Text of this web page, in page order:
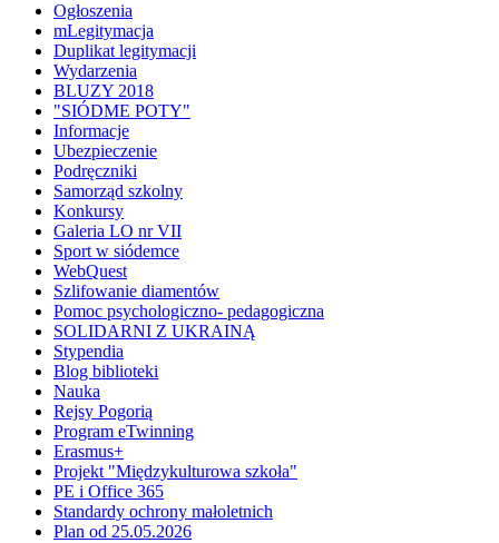
Ogłoszenia
mLegitymacja
Duplikat legitymacji
Wydarzenia
BLUZY 2018
"SIÓDME POTY"
Informacje
Ubezpieczenie
Podręczniki
Samorząd szkolny
Konkursy
Galeria LO nr VII
Sport w siódemce
WebQuest
Szlifowanie diamentów
Pomoc psychologiczno- pedagogiczna
SOLIDARNI Z UKRAINĄ
Stypendia
Blog biblioteki
Nauka
Rejsy Pogorią
Program eTwinning
Erasmus+
Projekt "Międzykulturowa szkoła"
PE i Office 365
Standardy ochrony małoletnich
Plan od 25.05.2026